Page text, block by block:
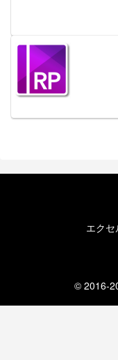
エク
© 2016-